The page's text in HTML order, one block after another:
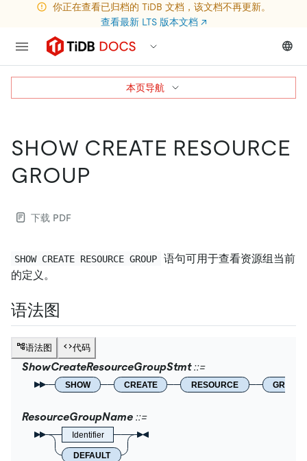
你正在查看已归档的 TiDB 文档，该文档不再更新。
查看最新 LTS 版本文档 ↗
SHOW CREATE RESOURCE
GROUP
下载 PDF
SHOW CREATE RESOURCE GROUP
语句可用于查看资源组当前
的定义。
语法图
语法图 代码
ShowCreateResourceGroupStmt
SHOW CREATE RESOURCE GROUP
ResourceGroupName
Identifier
DEFAULT
本页导航